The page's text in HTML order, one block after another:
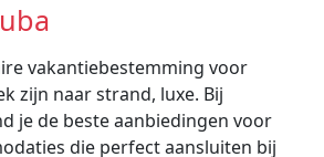
vakantiebestemming voor
zijn naar strand, luxe. Bij
je de beste aanbiedingen voor
die perfect aansluiten bij